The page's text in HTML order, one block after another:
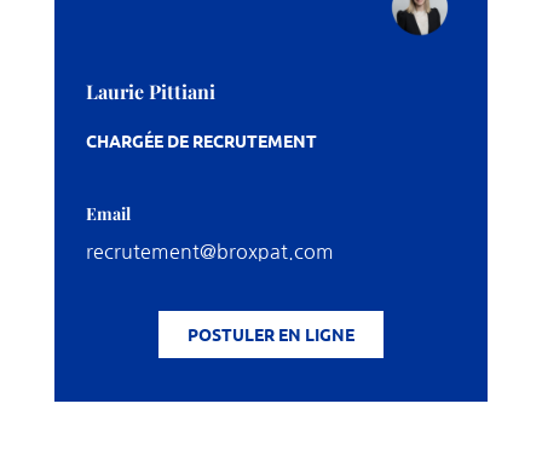
Laurie Pittiani
CHARGÉE DE RECRUTEMENT
Email
recrutement@broxpat.com
POSTULER EN LIGNE